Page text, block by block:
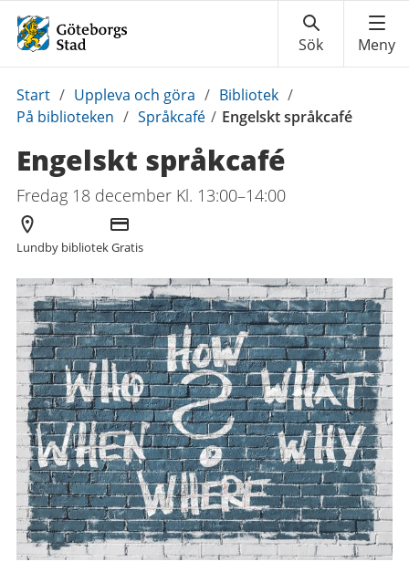
Du
är
Start / Uppleva och göra / Bibliotek /
På biblioteken / Språkcafé / Engelskt språkcafé
Engelskt språkcafé
Fredag 18 december Kl. 13:00–14:00
Arrangör
Lundby bibliotek
Kostnad
Gratis